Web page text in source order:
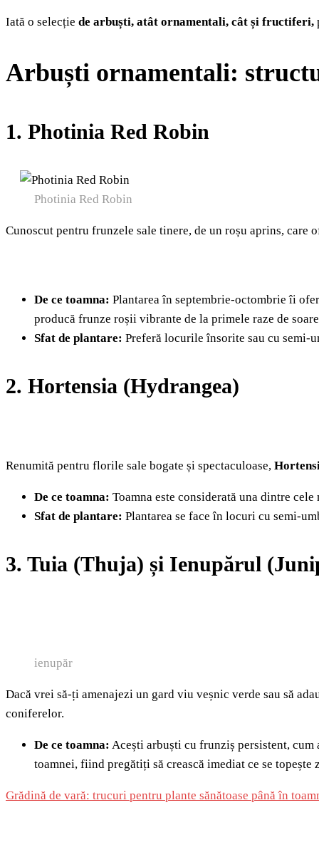
Iată o selecție de arbuști, atât ornamentali, cât și fructiferi,
Arbuști ornamentali:
1. Photinia Red Robin
Photinia Red Robin
Cunoscut pentru frunzele sale tinere, de un roșu aprins,
De ce toamna: Plantarea în septembrie-octombrie îi
producă frunze roșii vibrante de la primele raze de
Sfat de plantare: Preferă locurile însorite sau cu semi-
2. Hortensia (Hydrangea)
Renumită pentru florile sale bogate și spectaculoase,
De ce toamna: Toamna este considerată una dintre
Sfat de plantare: Plantarea se face în locuri cu semi-
3. Tuia (Thuja) și Ienupărul
ienupăr
Dacă vrei să-ți amenajezi un gard viu veșnic verde sau să
coniferelor.
De ce toamna: Acești arbuști cu frunziș persistent,
toamnei, fiind pregătiți să crească imediat ce se topește
Grădină de vară: trucuri pentru plante sănătoase până în